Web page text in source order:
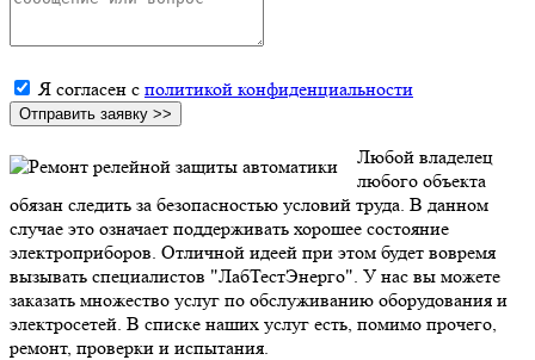
Я согласен с политикой конфиденциальности
Любой владелец
любого объекта
обязан следить за безопасностью условий труда. В данном
случае это означает поддерживать хорошее состояние
электроприборов. Отличной идеей при этом будет вовремя
вызывать специалистов "ЛабТестЭнерго". У нас вы можете
заказать множество услуг по обслуживанию оборудования и
электросетей. В списке наших услуг есть, помимо прочего,
ремонт, проверки и испытания.